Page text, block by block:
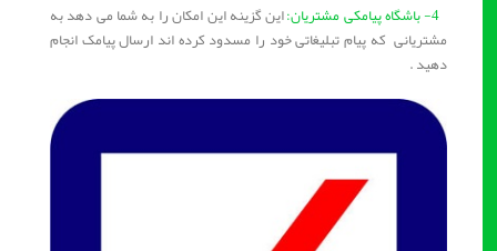
این گزینه این امکان را به شما می دهد به
مشتریانی که پیام تبلیغاتی خود را مسدود کرده اند ارسال پیامک انجام
دهید .